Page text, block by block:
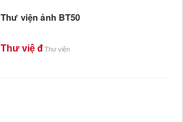
Thư viện ảnh BT50
Thư việ Thư viện